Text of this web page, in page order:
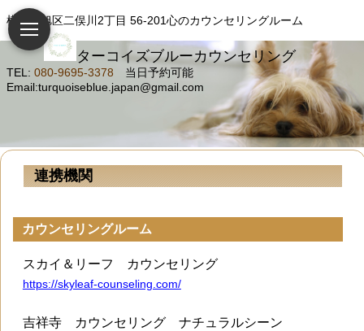
横浜市旭区二俣川2丁目 56-201心のカウンセリングルーム
ターコイズブルーカウンセリング
TEL: 080-9695-3378 当日予約可能
Email:turquoiseblue.japan@gmail.com
連携機関
カウンセリングルーム
スカイ＆リーフ カウンセリング
https://skyleaf-counseling.com/
吉祥寺 カウンセリング ナチュラルシーン